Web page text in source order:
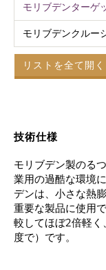
モリブデンターゲ
モリブデンクルー
リストを全て開く
技術仕様
モリブデン製のる
業用の過酷な環境
デンは、小さな熱
重要な製品に使用
較してほぼ2倍軽く
度で）です。